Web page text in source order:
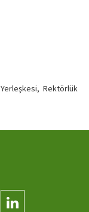
Rektörlük